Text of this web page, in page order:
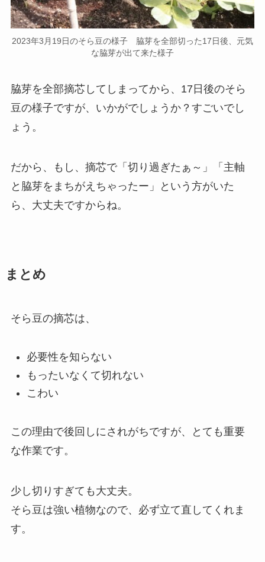
2023年3月19日のそら豆の様子 脇芽を全部切った17日後、元気
な脇芽が出て来た様子
脇芽を全部摘芯してしまってから、17日後のそら
豆の様子ですが、いかがでしょうか？すごいでし
ょう。
だから、もし、摘芯で「切り過ぎたぁ～」「主軸
と脇芽をまちがえちゃったー」という方がいた
ら、大丈夫ですからね。
まとめ
そら豆の摘芯は、
必要性を知らない
もったいなくて切れない
こわい
この理由で後回しにされがちですが、とても重要
な作業です。
少し切りすぎても大丈夫。
そら豆は強い植物なので、必ず立て直してくれま
す。